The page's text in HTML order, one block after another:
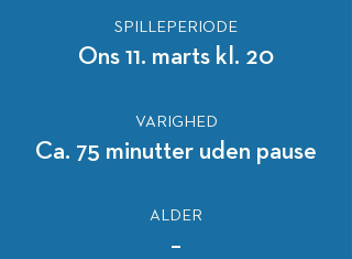
SPILLEPERIODE
Ons 11. marts kl. 20
VARIGHED
Ca. 75 minutter uden pause
ALDER
–